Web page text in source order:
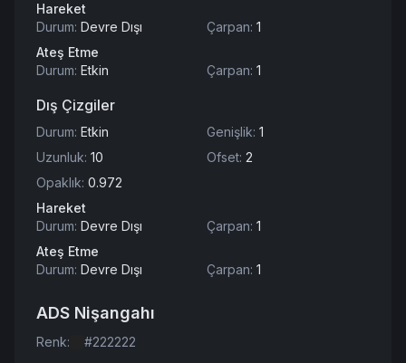
Hareket
Durum: Devre Dışı Çarpan: 1
Ateş Etme
Durum: Etkin Çarpan: 1
Dış Çizgiler
Durum: Etkin Genişlik: 1
Uzunluk: 10 Ofset: 2
Opaklık: 0.972
Hareket
Durum: Devre Dışı Çarpan: 1
Ateş Etme
Durum: Devre Dışı Çarpan: 1
ADS Nişangahı
Renk: #222222